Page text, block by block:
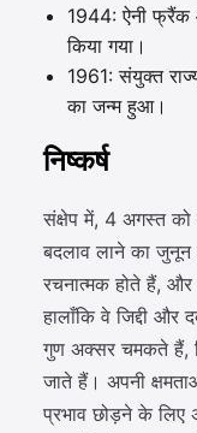
1944: ऐनी फ्रैंक
किया गया।
1961: संयुक्त
का जन्म हुआ।
निष्कर्ष
संक्षेप में, 4 अगस्त को
बदलाव लाने का जुनून
रचनात्मक होते हैं, और
हालाँकि वे जिद्दी
गुण अक्सर चमकते हैं,
जाते हैं। अपनी
प्रभाव छोड़ने के लिए